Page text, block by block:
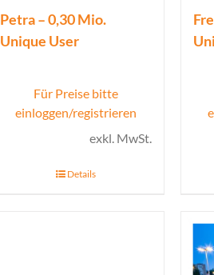
Petra – 0,30 Mio.
Unique User
Für Preise bitte
einloggen/registrieren
exkl. MwSt.
Details